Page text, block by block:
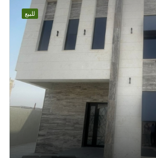
للبيع